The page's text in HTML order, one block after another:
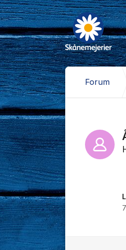
Hoppa till innehåll
Forum